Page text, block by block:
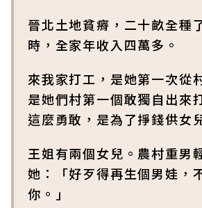
晉北土地貧瘠，二十畝全種
時，全家年收入四萬多。
來我家打工，是她第一次從
是她們村第一個敢獨自出來
這麼勇敢，是為了掙錢供女
王姐有兩個女兒。農村重男
她：「好歹得再生個男娃，
你。」